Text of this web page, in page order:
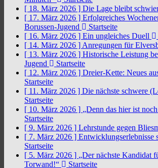
[ 18. März 2026 ] Die Lage bleibt
[ 17. März 2026 ] Erfolgreiches
Borussen-Jugend
Startseite
[ 16. März 2026 ] Ein ungleiches Duell
[ 14. März 2026 ] Anregungen für
[ 13. März 2026 ] Historische Leistung
Jugend
Startseite
[ 12. März 2026 ] Dreier-Kette: Neues
Startseite
[ 11. März 2026 ] Die nächste schwere
Startseite
[ 10. März 2026 ] „Denn das hier ist
Startseite
[ 9. März 2026 ] Lehrstunde gegen
[ 7. März 2026 ] Entwicklungserlebnisse
Startseite
[ 5. März 2026 ] „Der nächste Kandidat
Torwand!“
Startseite